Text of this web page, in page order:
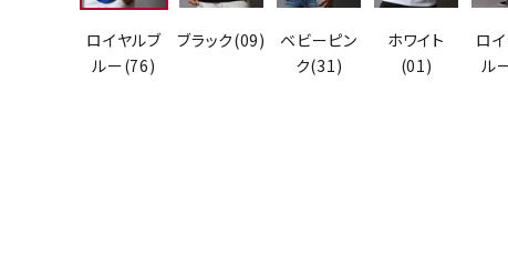
ロイヤルブ
ルー(76)
ブラック(09)
ベビーピン
ク(31)
ホワイト
(01)
ロ
ル